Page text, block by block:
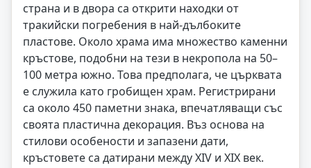
страна и в двора са открити находки от
тракийски погребения в най-дълбоките
пластове. Около храма има множество каменни
кръстове, подобни на тези в некропола на 50–
100 метра южно. Това предполага, че църквата
е служила като гробищен храм. Регистрирани
са около 450 паметни знака, впечатляващи със
своята пластична декорация. Въз основа на
стилови особености и запазени дати,
кръстовете са датирани между XIV и XIX век.